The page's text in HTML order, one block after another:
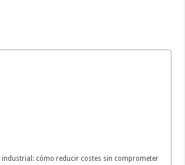
cómo reducir costes sin comprometer